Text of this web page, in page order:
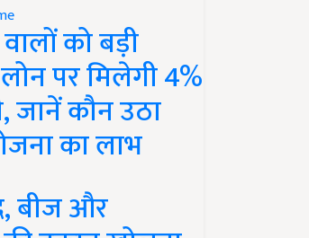
को बड़ी
पर मिलेगी 4%
जानें कौन उठा
का लाभ
बीज और